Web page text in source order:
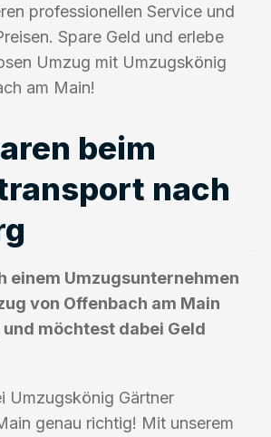
professionellen Service und
Spare Geld und erlebe
Umzug mit Umzugskönig
am Main!
beim
nach
einem Umzugsunternehmen
von Offenbach am Main
möchtest dabei Geld
Umzugskönig Gärtner
genau richtig! Mit unserem